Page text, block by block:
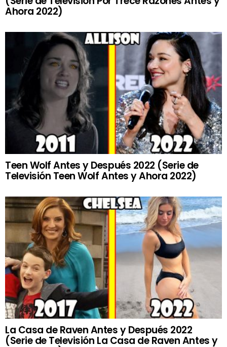
Ahora 2022)
Teen Wolf Antes y Después 2022 (Serie de
Televisión Teen Wolf Antes y Ahora 2022)
La Casa de Raven Antes y Después 2022
(Serie de Televisión La Casa de Raven Antes y